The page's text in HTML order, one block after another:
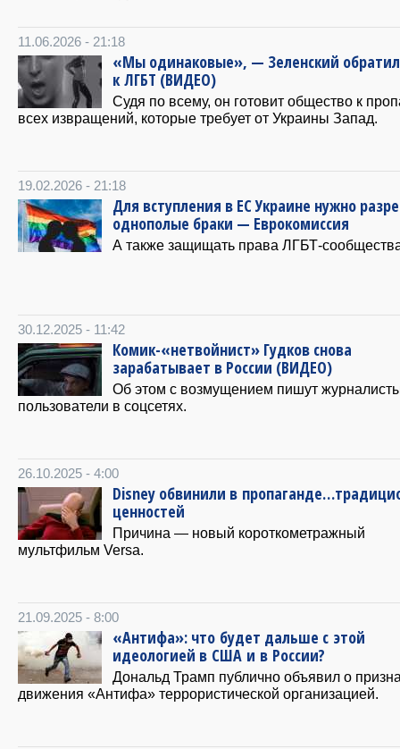
11.06.2026 - 21:18
«Мы одинаковые», — Зеленский
к ЛГБТ (ВИДЕО)
Судя по всему, он готовит общество к
всех извращений, которые требует от Украины Запад.
19.02.2026 - 21:18
Для вступления в ЕС Украине нужно
однополые браки — Еврокомиссия
А также защищать права ЛГБТ-
30.12.2025 - 11:42
Комик-«нетвойнист» Гудков снова
зарабатывает в России (ВИДЕО)
Об этом с возмущением пишут
пользователи в соцсетях.
26.10.2025 - 4:00
Disney обвинили в
ценностей
Причина — новый короткометражный
мультфильм Versa.
21.09.2025 - 8:00
«Антифа»: что будет дальше с этой
идеологией в США и в России?
Дональд Трамп публично объявил о
движения «Антифа» террористической организацией.